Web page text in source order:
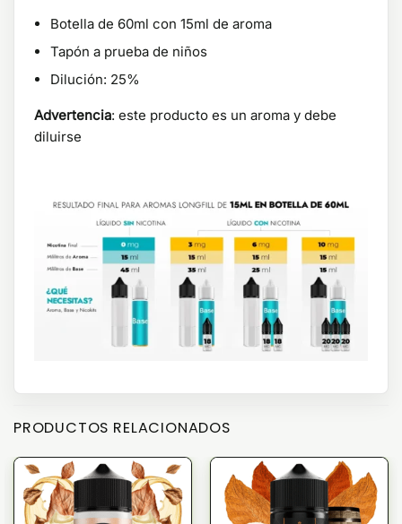
Botella de 60ml con 15ml de aroma
Tapón a prueba de niños
Dilución: 25%
Advertencia: este producto es un aroma y debe
diluirse
PRODUCTOS RELACIONADOS